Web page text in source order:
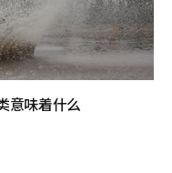
意味着什么